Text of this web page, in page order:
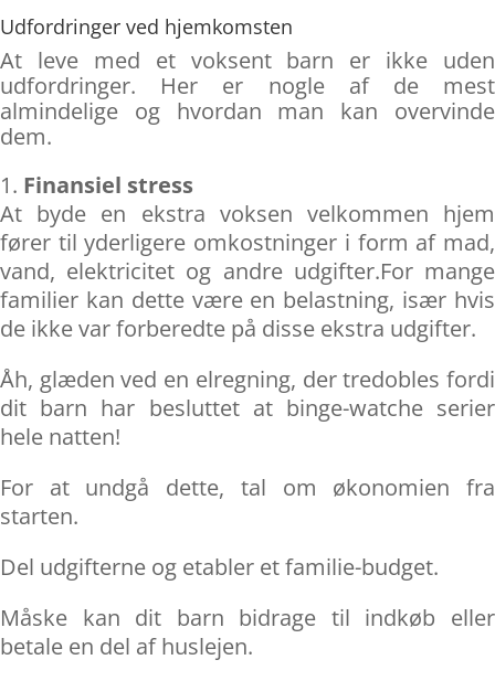
Udfordringer ved hjemkomsten
At leve med et voksent barn er ikke uden
udfordringer. Her er nogle af de mest
almindelige og hvordan man kan overvinde
dem.
Finansiel stress
At byde en ekstra voksen velkommen hjem
fører til yderligere omkostninger i form af mad,
vand, elektricitet og andre udgifter.For mange
familier kan dette være en belastning, især hvis
de ikke var forberedte på disse ekstra udgifter.
Åh, glæden ved en elregning, der tredobles fordi
dit barn har besluttet at binge-watche serier
hele natten!
For at undgå dette, tal om økonomien fra
starten.
Del udgifterne og etabler et familie-budget.
Måske kan dit barn bidrage til indkøb eller
betale en del af huslejen.